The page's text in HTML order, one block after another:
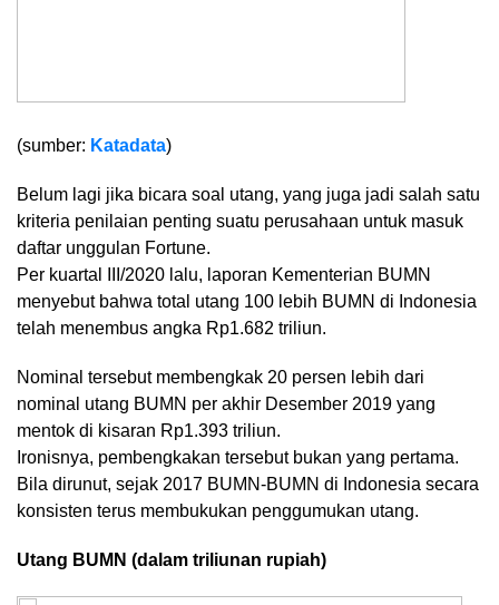
(sumber: Katadata)
Belum lagi jika bicara soal utang, yang juga jadi salah satu
kriteria penilaian penting suatu perusahaan untuk masuk
daftar unggulan Fortune.
Per kuartal III/2020 lalu, laporan Kementerian BUMN
menyebut bahwa total utang 100 lebih BUMN di Indonesia
telah menembus angka Rp1.682 triliun.
Nominal tersebut membengkak 20 persen lebih dari
nominal utang BUMN per akhir Desember 2019 yang
mentok di kisaran Rp1.393 triliun.
Ironisnya, pembengkakan tersebut bukan yang pertama.
Bila dirunut, sejak 2017 BUMN-BUMN di Indonesia secara
konsisten terus membukukan penggumukan utang.
Utang BUMN (dalam triliunan rupiah)